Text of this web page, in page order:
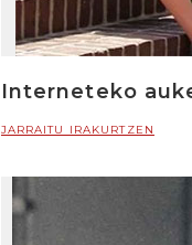
Interneteko
JARRAITU IRAKURTZEN